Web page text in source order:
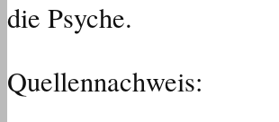
die Psyche.
Quellennachweis: